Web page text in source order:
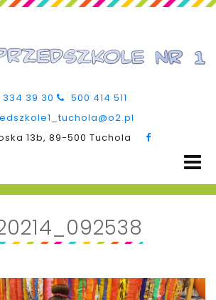
334 39 30
500 414 511
13b, 89-500 Tuchola